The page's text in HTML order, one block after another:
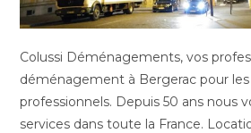
Colussi Déménagements, vos
déménagement à Bergerac pour
professionnels. Depuis 50 ans nous
services dans toute la France.